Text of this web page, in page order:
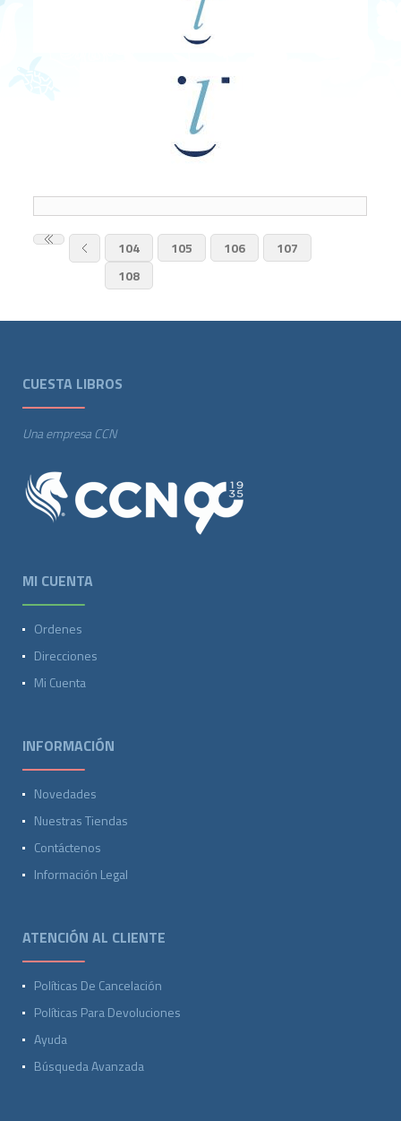
104 105 106
107
108
CUESTA LIBROS
Una empresa CCN
MI CUENTA
Ordenes
Direcciones
Mi Cuenta
INFORMACIÓN
Novedades
Nuestras Tiendas
Contáctenos
Información Legal
ATENCIÓN AL CLIENTE
Políticas De Cancelación
Políticas Para Devoluciones
Ayuda
Búsqueda Avanzada